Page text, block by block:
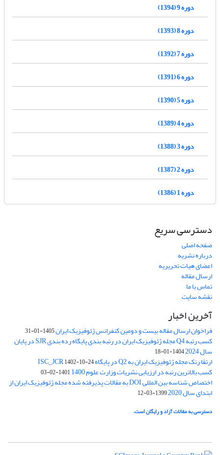
دوره 9 (1394)
دوره 8 (1393)
دوره 7 (1392)
دوره 6 (1391)
دوره 5 (1390)
دوره 4 (1389)
دوره 3 (1388)
دوره 2 (1387)
دوره 1 (1386)
دسترسی سریع
صفحه اصلی
درباره نشریه
اعضای هیات تحریریه
ارسال مقاله
تماس با ما
نقشه سایت
آخرین اخبار
فراخوان ارسال مقاله بیست و دومین کنفرانس ژئوفیزیک ایران1405-01-31
کسب رتبه Q4 مجله ژئوفیزیک ایران در رتبه بندی پایگاه رده بندی SJR در پایان
سال 2024 1404-01-18
ارتقا رنک مجله ژئوفیزیک ایران به Q2 در پایگاه ISC_JCR 1402-10-24
کسب بالاترین رتبه در ارزیابی نشریات وزارت علوم 1400 1401-02-03
اختصاص شناسه بین المللی DOI به مقالات پذیرفته شده مجله ژئوفیزیک ایران از
ابتدای سال 2020 1399-03-12
دسترسی به مقالات آزاد و رایگان است.